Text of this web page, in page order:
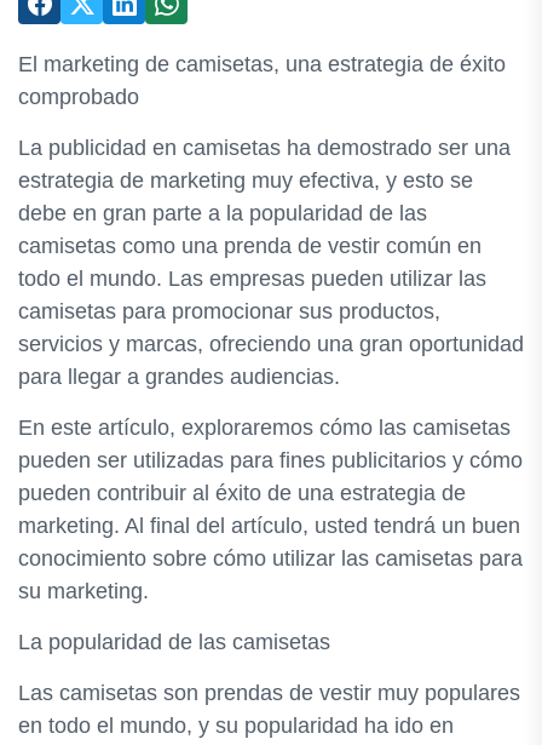
El marketing de camisetas, una estrategia de éxito
comprobado
La publicidad en camisetas ha demostrado ser una
estrategia de marketing muy efectiva, y esto se
debe en gran parte a la popularidad de las
camisetas como una prenda de vestir común en
todo el mundo. Las empresas pueden utilizar las
camisetas para promocionar sus productos,
servicios y marcas, ofreciendo una gran oportunidad
para llegar a grandes audiencias.
En este artículo, exploraremos cómo las camisetas
pueden ser utilizadas para fines publicitarios y cómo
pueden contribuir al éxito de una estrategia de
marketing. Al final del artículo, usted tendrá un buen
conocimiento sobre cómo utilizar las camisetas para
su marketing.
La popularidad de las camisetas
Las camisetas son prendas de vestir muy populares
en todo el mundo, y su popularidad ha ido en